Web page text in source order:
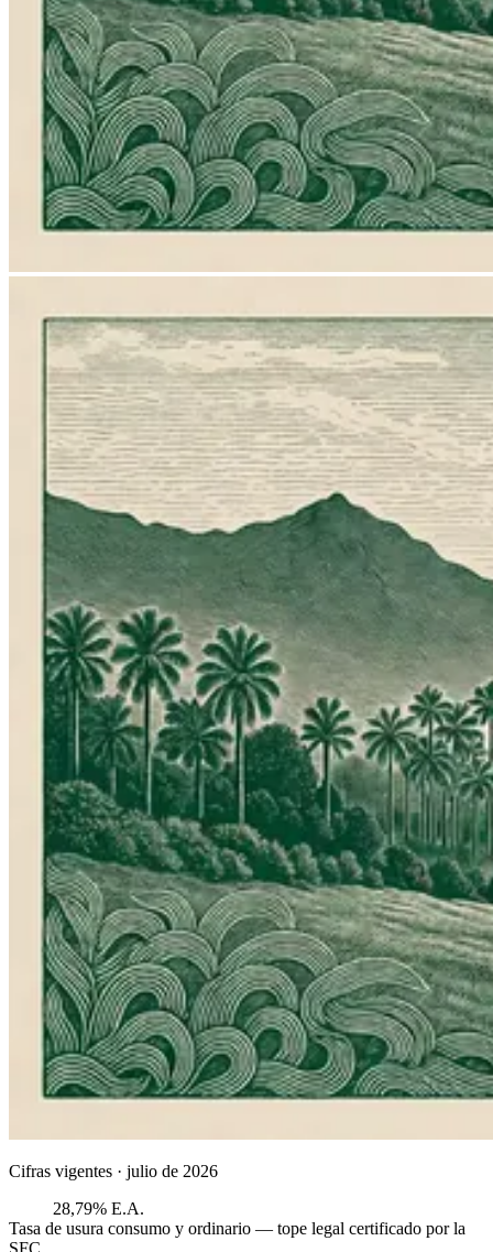
Cifras vigentes · julio de 2026
28,79% E.A.
Tasa de usura consumo y ordinario — tope legal certificado por la
SFC